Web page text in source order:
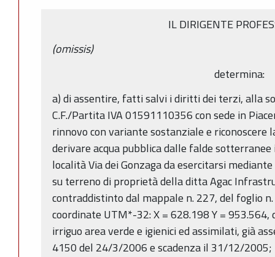
IL DIRIGENTE
(omissis)
determina:
a) di assentire, fatti salvi i diritti dei terzi, alla
C.F./Partita IVA 01591110356 con sede in
rinnovo con variante sostanziale e riconoscere
derivare acqua pubblica dalle falde sotterranee
località Via dei Gonzaga da esercitarsi
su terreno di proprietà della ditta Agac
contraddistinto dal mappale n. 227, del foglio
coordinate UTM*-32: X = 628.198 Y =
irriguo area verde e igienici ed assimilati, già
4150 del 24/3/2006 e scadenza il 31/12/2005;